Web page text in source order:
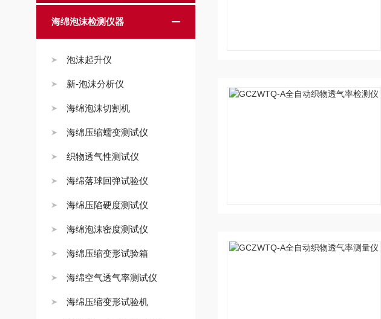
海绵泡沫检测仪器
泡沫起升仪
新-泡沫分析仪
海绵泡沫切割机
海绵压缩蠕变测试仪
织物透气性测试仪
海绵落球回弹试验仪
海绵压陷硬度测试仪
海绵泡沫密度测试仪
海绵压缩变形试验箱
海绵空气透气率测试仪
海绵压缩变形试验机